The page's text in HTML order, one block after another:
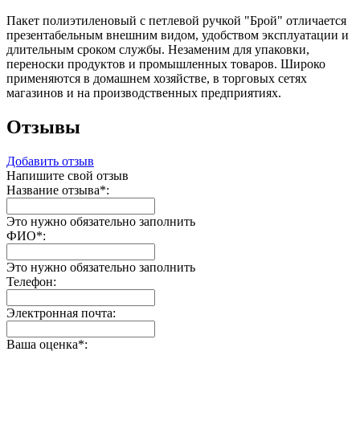
Пакет полиэтиленовый с петлевой ручкой "Брой" отличается
презентабельным внешним видом, удобством эксплуатации и
длительным сроком службы. Незаменим для упаковки,
переноски продуктов и промышленных товаров. Широко
применяются в домашнем хозяйстве, в торговых сетях
магазинов и на производственных предприятиях.
Отзывы
Добавить отзыв
Напишите свой отзыв
Название отзыва*:
Это нужно обязательно заполнить
ФИО*:
Это нужно обязательно заполнить
Телефон:
Электронная почта:
Ваша оценка*: